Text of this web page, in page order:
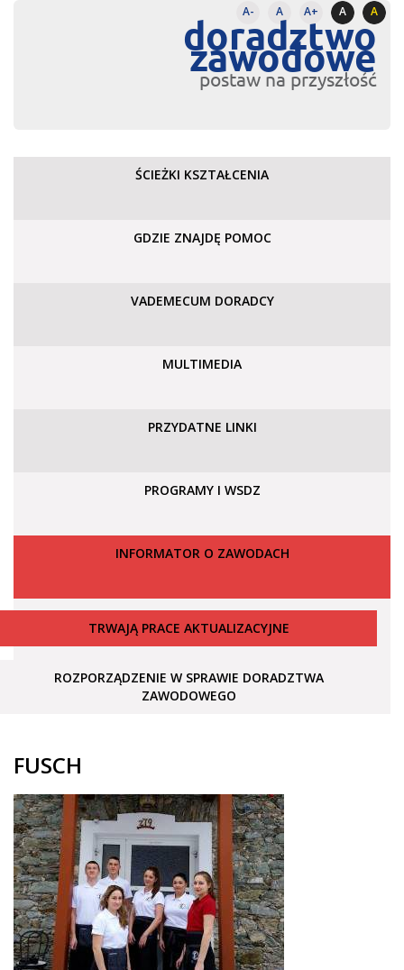
A- A A+ A A
doradztwo
zawodowe
postaw na przyszłość
ŚCIEŻKI KSZTAŁCENIA
GDZIE ZNAJDĘ POMOC
VADEMECUM DORADCY
MULTIMEDIA
PRZYDATNE LINKI
PROGRAMY I WSDZ
INFORMATOR O ZAWODACH
TRWAJĄ PRACE AKTUALIZACYJNE
ROZPORZĄDZENIE W SPRAWIE DORADZTWA
ZAWODOWEGO
FUSCH